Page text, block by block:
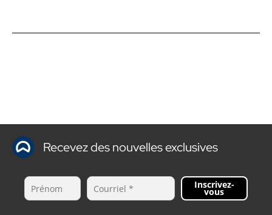
Recevez des nouvelles exclusives
Inscrivez-
vous